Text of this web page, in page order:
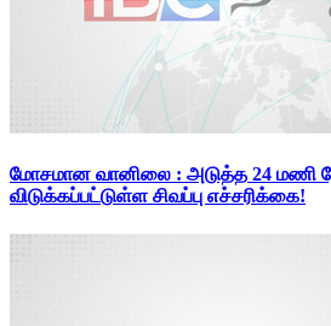
மோசமான வானிலை : அடுத்த 24 மணி
விடுக்கப்பட்டுள்ள சிவப்பு எச்சரிக்கை!